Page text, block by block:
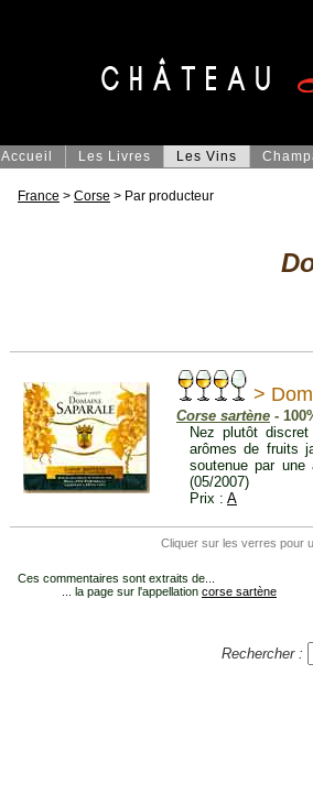
Accueil Les Livres Les Vins
France > Corse > Par producteur
>
Corse sartène -
Nez plutôt
arômes de fruits
soutenue par
(05/2007)
Prix : A
Cliquer sur les verres pour
Ces commentaires sont extraits de...
... la page sur l'appellation corse sartène
Rechercher :